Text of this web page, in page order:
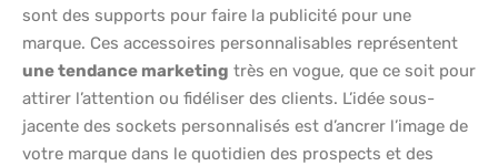
sont des supports pour faire la publicité pour une
marque. Ces accessoires personnalisables représentent
une tendance marketing très en vogue, que ce soit pour
attirer l’attention ou fidéliser des clients. L’idée sous-
jacente des sockets personnalisés est d’ancrer l’image de
votre marque dans le quotidien des prospects et des